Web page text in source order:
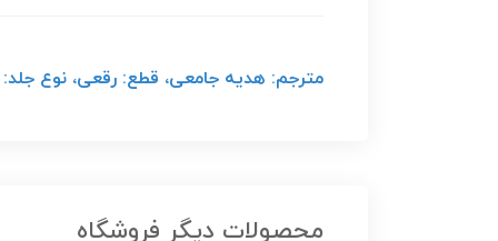
مترجم: هدیه جامعی، قطع: رقعی، نوع جلد:
محصولات دیگر فروشگاه